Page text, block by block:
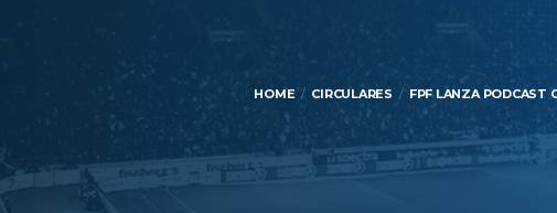
HOME CIRCULARES
FPF LANZA PODCAST